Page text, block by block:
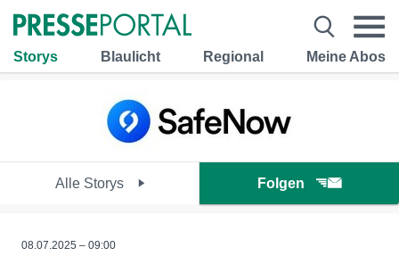
Storys Blaulicht Regional Meine Abos
Alle Storys Folgen
08.07.2025 – 09:00